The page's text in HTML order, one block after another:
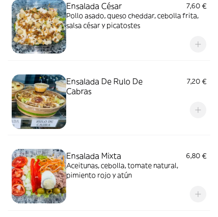
Ensalada César
7,60 €
Pollo asado, queso cheddar, cebolla frita,
salsa césar y picatostes
Ensalada De Rulo De
Cabras
7,20 €
Ensalada Mixta
6,80 €
Aceitunas, cebolla, tomate natural,
pimiento rojo y atún